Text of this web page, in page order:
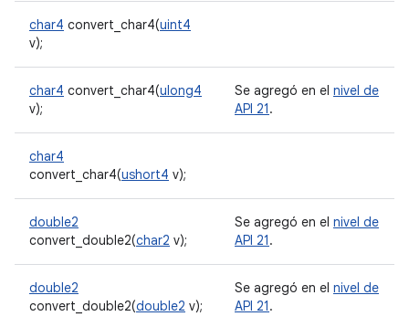
char4 convert_char4(uint4
v);
char4 convert_char4(ulong4
v);
Se agregó en el nivel de
API 21.
char4
convert_char4(ushort4 v);
double2
convert_double2(char2 v);
Se agregó en el nivel de
API 21.
double2
convert_double2(double2 v);
Se agregó en el nivel de
API 21.